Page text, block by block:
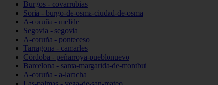
Burgos - covarrubias
Soria - burgo-de-osma-ciudad-de-osma
A-coruña - melide
Segovia - segovia
A-coruña - ponteceso
Tarragona - camarles
Córdoba - peñarroya-pueblonuevo
Barcelona - santa-margarida-de-montbui
A-coruña - a-laracha
Las-palmas - vega-de-san-mateo